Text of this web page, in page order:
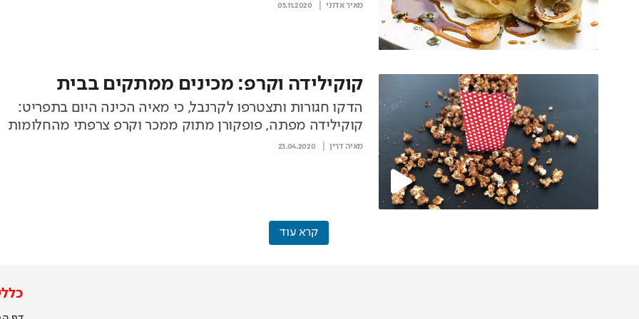
מאיר אדוני 05.11.2020
קוקילידה וקרפ: מכינים ממתקים בבית
הדקו חגורות ותצטרפו לקרנבל, כי מאיה הכינה היום בתפריט:
קוקילידה מפתה, פופקורן מתוק ממכר וקרפ צרפתי מהחלומות
מאיה דרין 23.04.2020
קרא עוד